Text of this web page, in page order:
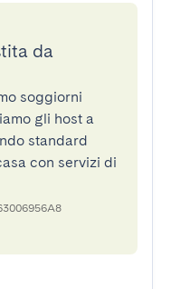
da
soggiorni
gli host a
standard
con servizi di